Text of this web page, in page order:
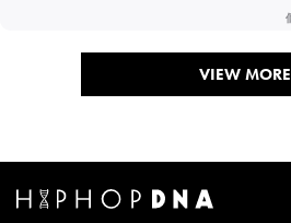
VIEW MORE